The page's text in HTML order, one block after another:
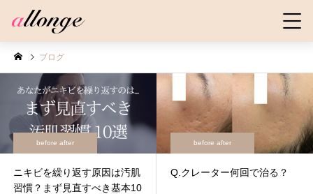
ブログ
before after
ニキビを繰り返す原因は汚肌
習慣？まず見直すべき基本10
before after
Q.クレーター何回で治る？